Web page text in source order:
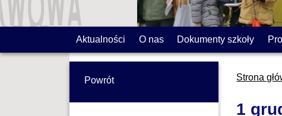
Aktualności O nas Dokumenty szkoły
Strona
1
Powrót